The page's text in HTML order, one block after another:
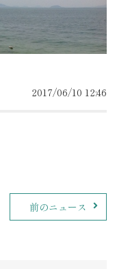
2017/06/10 12:46
前のニュース